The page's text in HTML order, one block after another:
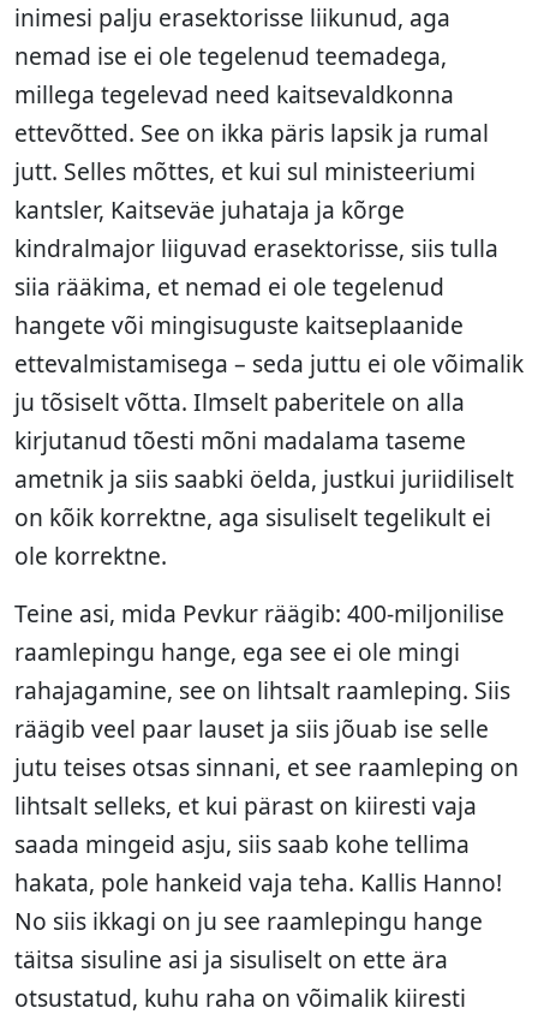
inimesi palju erasektorisse liikunud, aga
nemad ise ei ole tegelenud teemadega,
millega tegelevad need kaitsevaldkonna
ettevõtted. See on ikka päris lapsik ja rumal
jutt. Selles mõttes, et kui sul ministeeriumi
kantsler, Kaitseväe juhataja ja kõrge
kindralmajor liiguvad erasektorisse, siis tulla
siia rääkima, et nemad ei ole tegelenud
hangete või mingisuguste kaitseplaanide
ettevalmistamisega – seda juttu ei ole võimalik
ju tõsiselt võtta. Ilmselt paberitele on alla
kirjutanud tõesti mõni madalama taseme
ametnik ja siis saabki öelda, justkui juriidiliselt
on kõik korrektne, aga sisuliselt tegelikult ei
ole korrektne.
Teine asi, mida Pevkur räägib: 400-miljonilise
raamlepingu hange, ega see ei ole mingi
rahajagamine, see on lihtsalt raamleping. Siis
räägib veel paar lauset ja siis jõuab ise selle
jutu teises otsas sinnani, et see raamleping on
lihtsalt selleks, et kui pärast on kiiresti vaja
saada mingeid asju, siis saab kohe tellima
hakata, pole hankeid vaja teha. Kallis Hanno!
No siis ikkagi on ju see raamlepingu hange
täitsa sisuline asi ja sisuliselt on ette ära
otsustatud, kuhu raha on võimalik kiiresti